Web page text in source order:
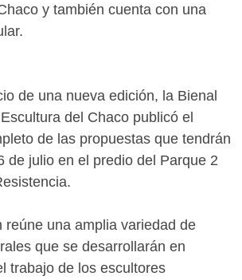
y también cuenta con una
de una nueva edición, la Bienal
del Chaco publicó el
de las propuestas que tendrán
de julio en el predio del Parque 2
reúne una amplia variedad de
que se desarrollarán en
trabajo de los escultores